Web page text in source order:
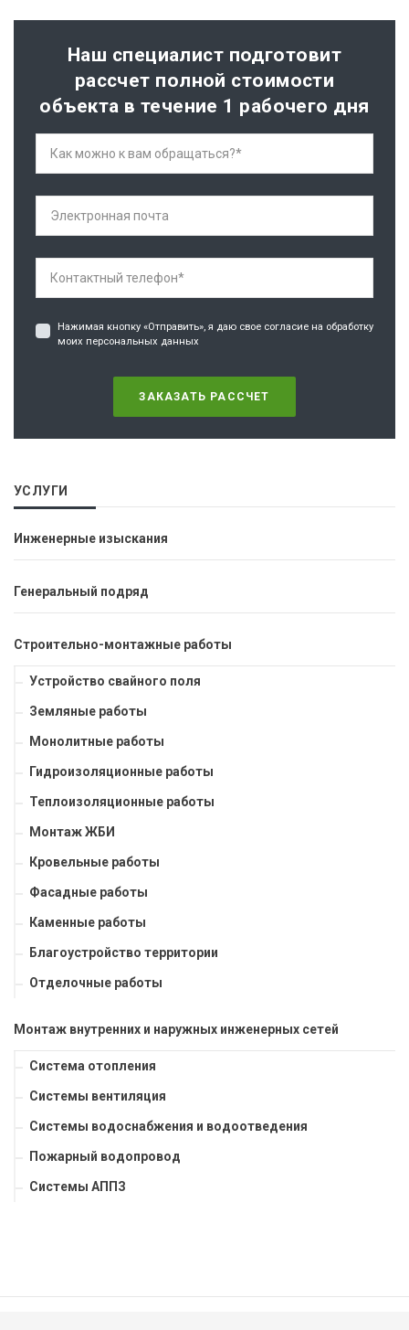
Наш специалист подготовит
рассчет полной стоимости
объекта в течение 1 рабочего дня
Нажимая кнопку «Отправить», я даю свое согласие на обработку
моих персональных данных
ЗАКАЗАТЬ РАССЧЕТ
УСЛУГИ
Инженерные изыскания
Генеральный подряд
Строительно-монтажные работы
Устройство свайного поля
Земляные работы
Монолитные работы
Гидроизоляционные работы
Теплоизоляционные работы
Монтаж ЖБИ
Кровельные работы
Фасадные работы
Каменные работы
Благоустройство территории
Отделочные работы
Монтаж внутренних и наружных инженерных сетей
Система отопления
Системы вентиляция
Системы водоснабжения и водоотведения
Пожарный водопровод
Системы АППЗ